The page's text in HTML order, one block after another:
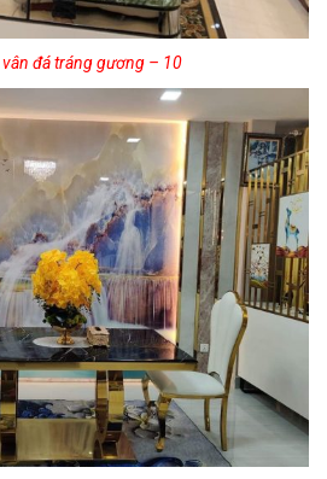
vân đá tráng gương – 10